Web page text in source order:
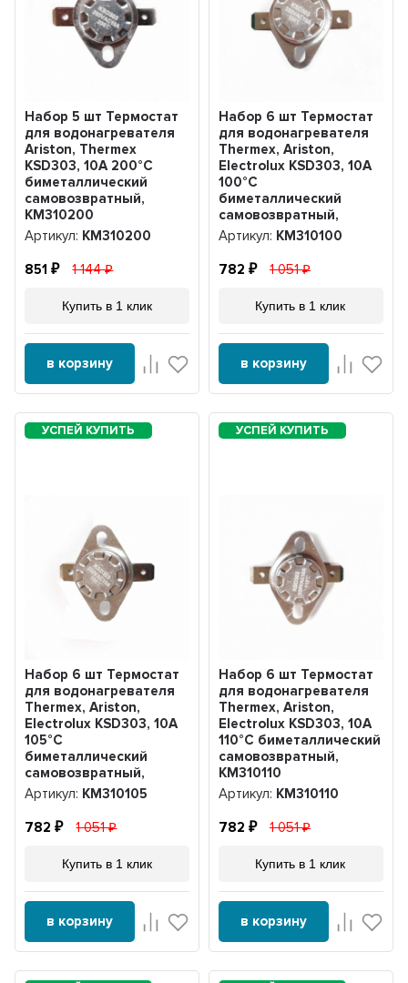
Набор 5 шт Термостат
для водонагревателя
Ariston, Thermex
KSD303, 10A 200°С
биметаллический
самовозвратный,
KM310200
Артикул: KM310200
851 1 144
Купить в 1 клик
в корзину
Набор 6 шт Термостат
для водонагревателя
Thermex, Ariston,
Electrolux KSD303, 10A
100°С
биметаллический
самовозвратный,
KM310100
Артикул: KM310100
782 1 051
Купить в 1 клик
в корзину
Набор 6 шт Термостат
для водонагревателя
Thermex, Ariston,
Electrolux KSD303, 10A
105°С
биметаллический
самовозвратный,
KM310105
Артикул: KM310105
782 1 051
Купить в 1 клик
в корзину
Набор 6 шт Термостат
для водонагревателя
Thermex, Ariston,
Electrolux KSD303, 10A
110°С биметаллический
самовозвратный,
KM310110
Артикул: KM310110
782 1 051
Купить в 1 клик
в корзину